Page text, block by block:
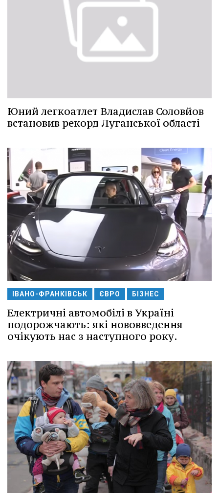
Юний легкоатлет Владислав Соловйов
встановив рекорд Луганської області
ІВАНО-ФРАНКІВСЬК ЄВРО БІЗНЕС
Електричні автомобілі в Україні
подорожчають: які нововведення
очікують нас з наступного року.